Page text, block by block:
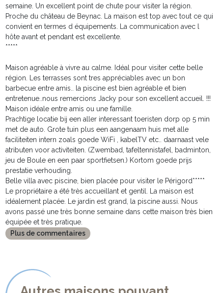
semaine. Un excellent point de chute pour visiter la région.
Proche du château de Beynac. La maison est top avec tout ce qui
convient en termes d équipements. La communication avec l
hôte avant et pendant est excellente.
*****
Maison agréable à vivre au calme. Idéal pour visiter cette belle
région. Les terrasses sont tres appréciables avec un bon
barbecue entre amis.. la piscine est bien agréable et bien
entretenue..nous remercions Jacky pour son excellent accueil. !!!
Maison idéale entre amis ou une famille.
Prachtige locatie bij een aller interessant toeristen dorp op 5 min
met de auto. Grote tuin plus een aangenaam huis met alle
faciliteiten intern zoals goede WiFi , kabelTV etc.. daarnaast vele
atributen voor activiteiten. (Zwembad, tafeltennistafel, badminton,
jeu de Boule en een paar sportfietsen.) Kortom goede prijs
prestatie verhouding.
Belle villa avec piscine, bien placée pour visiter le Périgord*****
Le propriétaire a été très accueillant et gentil. La maison est
idéalement placée. Le jardin est grand, la piscine aussi. Nous
avons passé une très bonne semaine dans cette maison très bien
équipée et très pratique.
Plus de commentaires